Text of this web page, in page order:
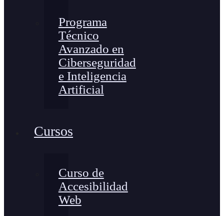
Programa
Técnico
Avanzado en
Ciberseguridad
e Inteligencia
Artificial
Cursos
Curso de
Accesibilidad
Web